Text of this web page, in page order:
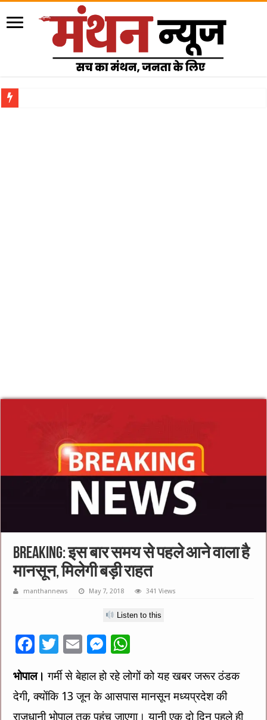
Breaking: इस बार समय से पहले आने वाला है
मानसून, मिलेगी बड़ी राहत
manthannews May 7, 2018 341 Views
Listen to this
F
e
b
T
tt
er
E
ai
l
M
se
n
at
sA
भोपाल। गर्मी से बेहाल हो रहे लोगों को यह खबर जरूर ठंडक
देगी, क्योंकि 13 जून के आसपास मानसून मध्यप्रदेश की
राजधानी भोपाल तक पहुंच जाएगा। यानी एक दो दिन पहले ही